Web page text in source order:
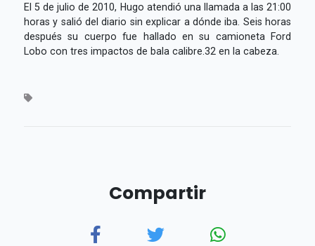
El 5 de julio de 2010, Hugo atendió una llamada a las 21:00
horas y salió del diario sin explicar a dónde iba. Seis horas
después su cuerpo fue hallado en su camioneta Ford
Lobo con tres impactos de bala calibre.32 en la cabeza.
Compartir